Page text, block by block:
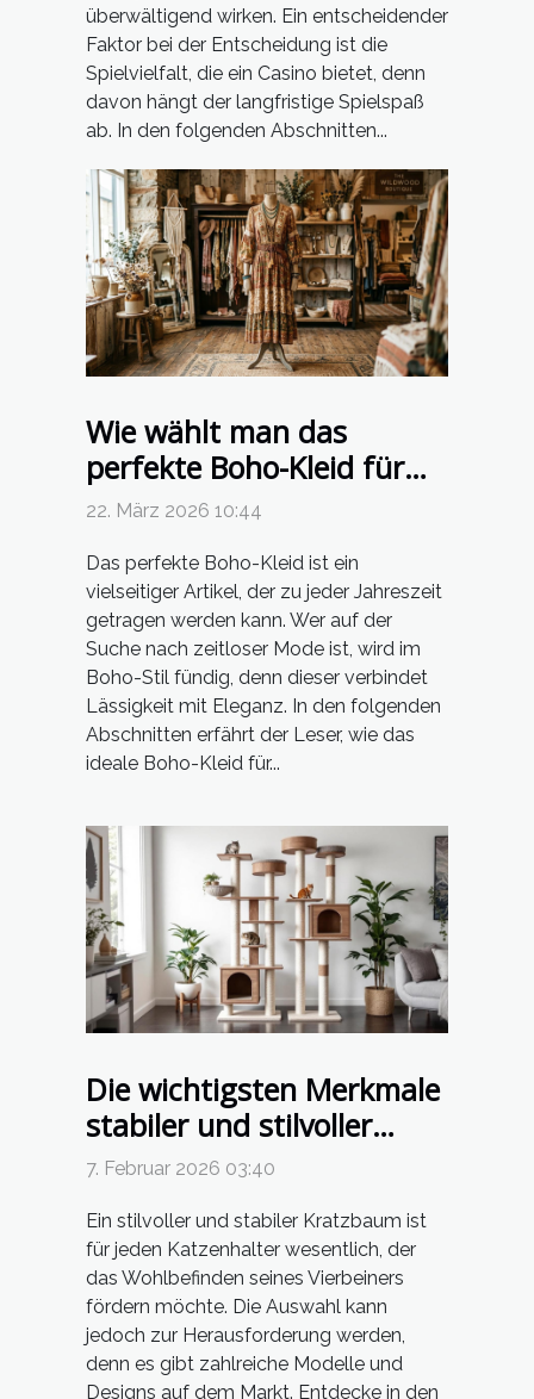
überwältigend wirken. Ein entscheidender
Faktor bei der Entscheidung ist die
Spielvielfalt, die ein Casino bietet, denn
davon hängt der langfristige Spielspaß
ab. In den folgenden Abschnitten...
Wie wählt man das
perfekte Boho-Kleid für
jede Jahreszeit?
22. März 2026 10:44
Das perfekte Boho-Kleid ist ein
vielseitiger Artikel, der zu jeder Jahreszeit
getragen werden kann. Wer auf der
Suche nach zeitloser Mode ist, wird im
Boho-Stil fündig, denn dieser verbindet
Lässigkeit mit Eleganz. In den folgenden
Abschnitten erfährt der Leser, wie das
ideale Boho-Kleid für...
Die wichtigsten Merkmale
stabiler und stilvoller
Kratzbäume
7. Februar 2026 03:40
Ein stilvoller und stabiler Kratzbaum ist
für jeden Katzenhalter wesentlich, der
das Wohlbefinden seines Vierbeiners
fördern möchte. Die Auswahl kann
jedoch zur Herausforderung werden,
denn es gibt zahlreiche Modelle und
Designs auf dem Markt. Entdecke in den